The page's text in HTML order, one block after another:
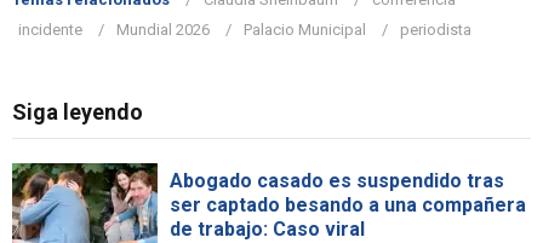
incidente
Mundial 2026 Palacio Municipal periodista
Siga leyendo
Abogado casado es suspendido tras
ser captado besando a una compañera
de trabajo: Caso viral